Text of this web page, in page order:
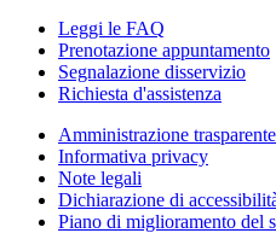
Leggi le FAQ
Prenotazione appuntamento
Segnalazione disservizio
Richiesta d'assistenza
Amministrazione trasparente
Informativa privacy
Note legali
Dichiarazione di
Piano di miglioramento del